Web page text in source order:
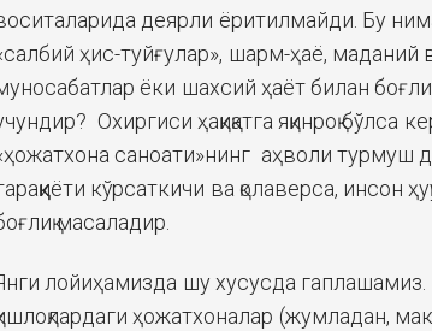
деярли ёритилмайди. Бу
ҳис-туйғулар», шарм-ҳаё, маданий
ёки шахсий ҳаёт билан боғлиқ
Охиргиси ҳақиқатга яқинроқ бўлса
саноати»нинг аҳволи турмуш
кўрсаткичи ва қолаверса, инсон
масаладир.
лойиҳамизда шу хусусда
ҳожатхоналар (жумладан,